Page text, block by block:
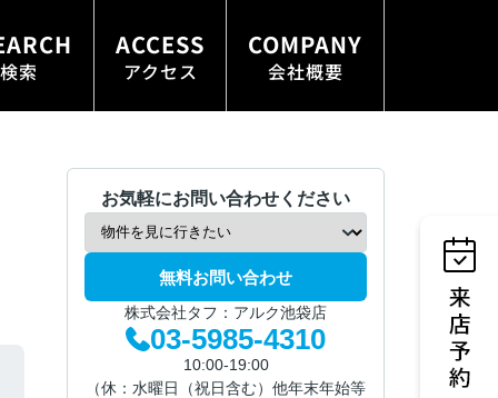
索
ACCESS
アクセス
COMPANY
会社概要
お気軽にお問い合わせください
無料お問い合わせ
株式会社タフ：アルク池袋店
03-5985-4310
10:00-19:00
（休：水曜日（祝日含む）他年末年始等